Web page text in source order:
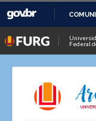
Federal